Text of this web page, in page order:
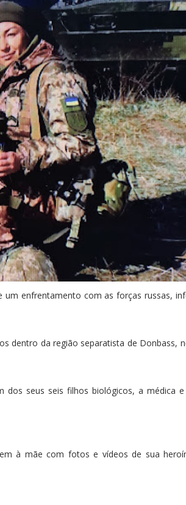
enfrentamento com as forças russas,
dentro da região separatista de Donbass,
dos seus seis filhos biológicos, a médica
à mãe com fotos e vídeos de sua